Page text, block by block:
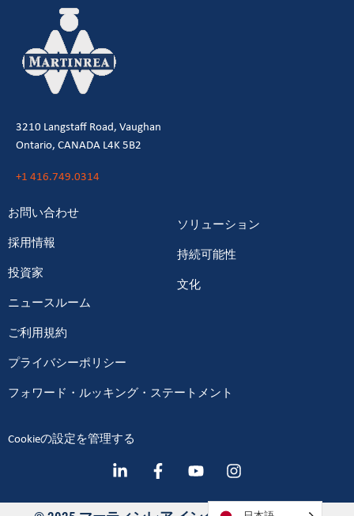
3210 Langstaff Road, Vaughan
Ontario, CANADA L4K 5B2
+1 416.749.0314
お問い合わせ
採用情報
投資家
ニュースルーム
ソリューション
持続可能性
文化
ご利用規約
プライバシーポリシー
フォワード・ルッキング・ステートメント
Cookieの設定を管理する